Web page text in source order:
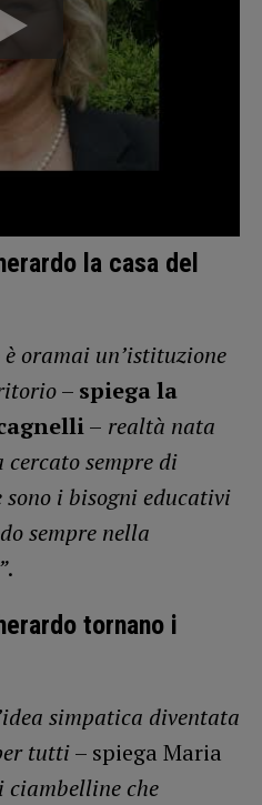
la casa del
oramai un’istituzione
– spiega la
– realtà nata
cercato sempre di
i bisogni educativi
sempre nella
.
tornano i
simpatica diventata
tutti– spiega Maria
che